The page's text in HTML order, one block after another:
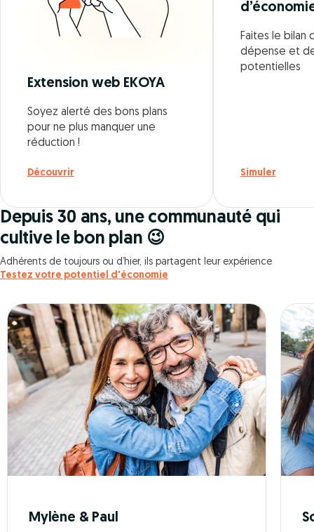
Extension web EKOYA
Soyez alerté des bons plans
pour ne plus manquer une
réduction !
Découvrir
Faites le bilan
dépense et
potentielles
Simuler
Depuis 30 ans, une communauté qui
cultive le bon plan 😉
Adhérents de toujours ou d’hier, ils partagent leur expérience
Testez votre potentiel d'économie
Mylène & Paul